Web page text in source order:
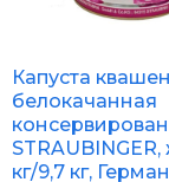
Капуста
белокачанная
STRAUBINGER,
кг/9,7 кг,